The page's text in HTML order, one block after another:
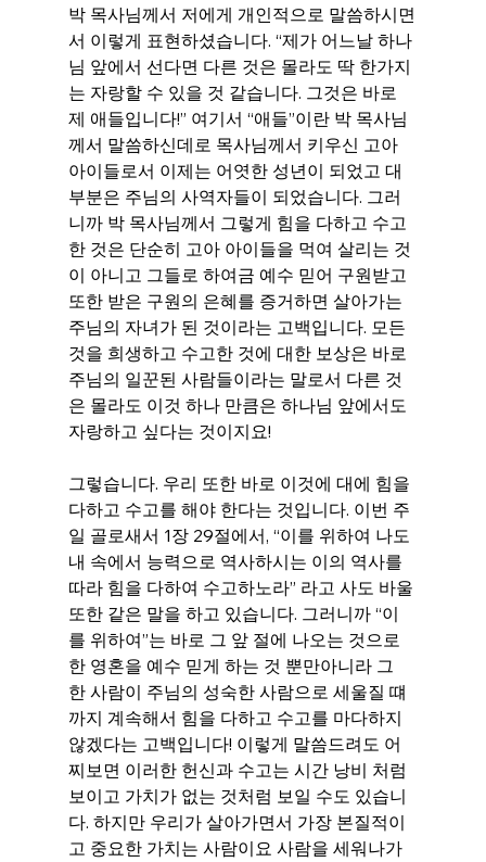
박 목사님께서 저에게 개인적으로 말씀하시면
서 이렇게 표현하셨습니다. “제가 어느날 하나
님 앞에서 선다면 다른 것은 몰라도 딱 한가지
는 자랑할 수 있을 것 같습니다. 그것은 바로
제 애들입니다!” 여기서 “애들”이란 박 목사님
께서 말씀하신데로 목사님께서 키우신 고아
아이들로서 이제는 어엿한 성년이 되었고 대
부분은 주님의 사역자들이 되었습니다. 그러
니까 박 목사님께서 그렇게 힘을 다하고 수고
한 것은 단순히 고아 아이들을 먹여 살리는 것
이 아니고 그들로 하여금 예수 믿어 구원받고
또한 받은 구원의 은혜를 증거하면 살아가는
주님의 자녀가 된 것이라는 고백입니다. 모든
것을 희생하고 수고한 것에 대한 보상은 바로
주님의 일꾼된 사람들이라는 말로서 다른 것
은 몰라도 이것 하나 만큼은 하나님 앞에서도
자랑하고 싶다는 것이지요!
그렇습니다. 우리 또한 바로 이것에 대에 힘을
다하고 수고를 해야 한다는 것입니다. 이번 주
일 골로새서 1장 29절에서, “이를 위하여 나도
내 속에서 능력으로 역사하시는 이의 역사를
따라 힘을 다하여 수고하노라” 라고 사도 바울
또한 같은 말을 하고 있습니다. 그러니까 “이
를 위하여”는 바로 그 앞 절에 나오는 것으로
한 영혼을 예수 믿게 하는 것 뿐만아니라 그
한 사람이 주님의 성숙한 사람으로 세울질 떄
까지 계속해서 힘을 다하고 수고를 마다하지
않겠다는 고백입니다! 이렇게 말씀드려도 어
찌보면 이러한 헌신과 수고는 시간 낭비 처럼
보이고 가치가 없는 것처럼 보일 수도 있습니
다. 하지만 우리가 살아가면서 가장 본질적이
고 중요한 가치는 사람이요 사람을 세워나가